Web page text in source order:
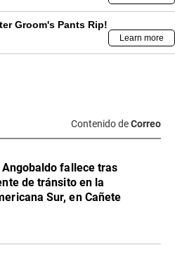
Contenido deCorreo
fallece tras
de tránsito en la
Sur, en Cañete